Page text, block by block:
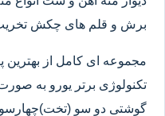
برش و قلم های چکش
مجموعه ای کامل از بهترین
تکنولوژی برتر یورو به
گوشتی دو سو (تخت)چهارسو